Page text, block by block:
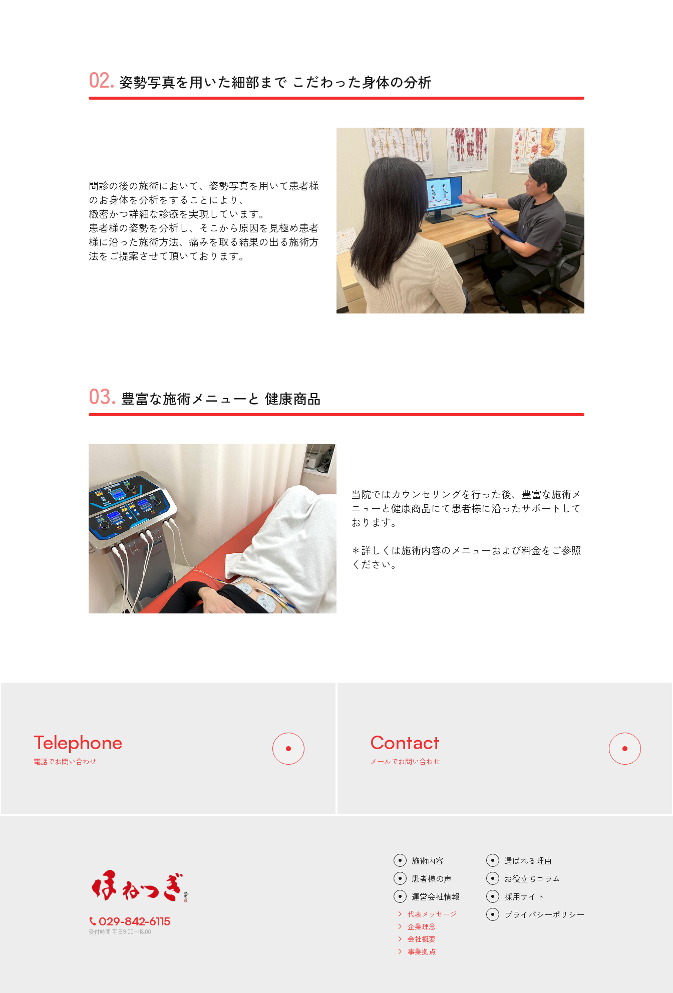
02. 姿勢写真を用いた細部まで こだわった身体の分析
問診の後の施術において、姿勢写真を用いて患者様
のお身体を分析をすることにより、
緻密かつ詳細な診療を実現しています。
患者様の姿勢を分析し、そこから原因を見極め患者
様に沿った施術方法、痛みを取る結果の出る施術方
法をご提案させて頂いております。
03. 豊富な施術メニューと 健康商品
当院ではカウンセリングを行った後、豊富な施術メ
ニューと健康商品にて患者様に沿ったサポートして
おります。
＊詳しくは施術内容のメニューおよび料金をご参照
ください。
Telephone
電話でお問い合わせ
Contact
メールでお問い合わせ
029-842-6115
受付時間 平日9:00〜18:00
施術内容
患者様の声
運営会社情報
代表メッセージ
企業理念
会社概要
事業拠点
選ばれる理由
お役立ちコラム
採用サイト
プライバシーポリシー